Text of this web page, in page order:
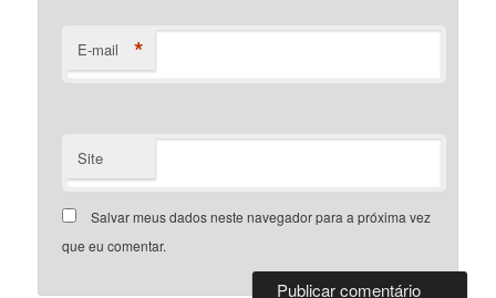
E-mail *
Site
Salvar meus dados neste navegador para a próxima vez
que eu comentar.